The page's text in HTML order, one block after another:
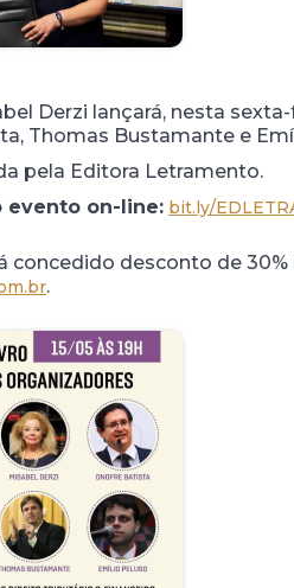
Derzi lançará, nesta
Thomas Bustamante e
pela Editora Letramento.
evento on-line: bit.ly/
concedido desconto de
.